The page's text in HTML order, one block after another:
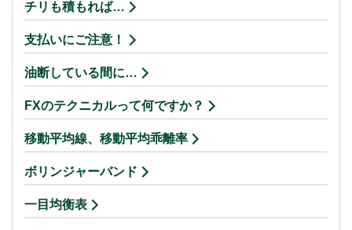
チリも積もれば…
支払いにご注意！
油断している間に…
FXのテクニカルって何ですか？
移動平均線、移動平均乖離率
ボリンジャーバンド
一目均衡表